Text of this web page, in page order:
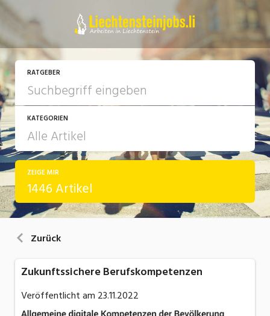
RATGEBER
KATEGORIEN
Arbeit
Ausbildung / Weiterbildung
ZEIGE MIR
1446 Artikel
Zurück
Zukunftssichere Berufskompetenzen
Veröffentlicht am 23.11.2022